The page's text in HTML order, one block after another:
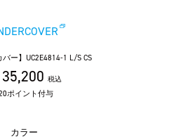
バー】UC2E4814-1 L/S CS
税込
ポイント付与
カラー